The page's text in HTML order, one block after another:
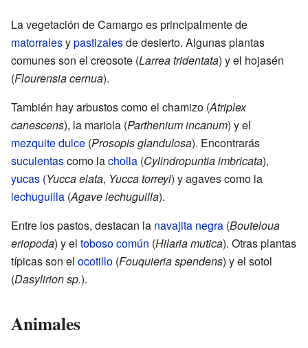
La vegetación de Camargo es principalmente de
matorralesypastizalesde desierto. Algunas plantas
comunes son el creosote (Larrea tridentata) y el hojasén
(Flourensia cernua).
También hay arbustos como el chamizo (Atriplex
canescens), la mariola (Parthenium incanum) y el
mezquite dulce (Prosopis glandulosa). Encontrarás
suculentascomo lacholla (Cylindropuntia imbricata),
yucas (Yucca elata, Yucca torreyi) y agaves como la
lechuguilla (Agave lechuguilla).
Entre los pastos, destacan la navajita negra (Bouteloua
eriopoda) y el toboso común (Hilaria mutica). Otras plantas
típicas son el ocotillo (Fouquieria spendens) y el sotol
(Dasylirion sp.).
Animales